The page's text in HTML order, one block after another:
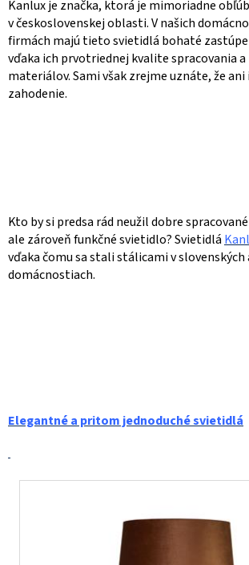
Kanlux je značka, ktorá je mimoriadne
v československej oblasti. V našich
firmách majú tieto svietidlá bohaté
vďaka ich prvotriednej kvalite spracovania
materiálov. Sami však zrejme uznáte, že ani
zahodenie.
Kto by si predsa rád neužil dobre
ale zároveň funkčné svietidlo? Svietidlá
vďaka čomu sa stali stálicami v slovenských
domácnostiach.
Elegantné a pritom jednoduché svietidlá